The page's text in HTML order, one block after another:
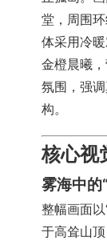
堂，周围
体采用冷
金橙晨曦
氛围，强
构。
核心视
雾海中的
整幅画面
于高耸山